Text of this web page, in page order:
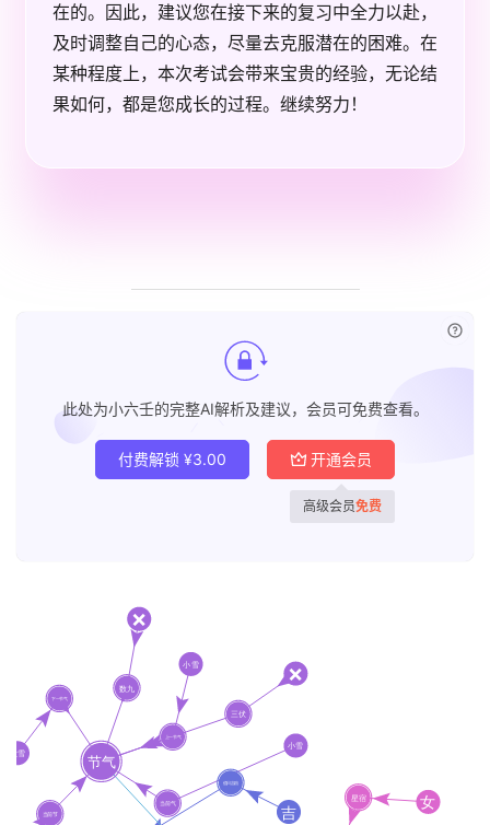
在的。因此，建议您在接下来的复习中全力以赴，
及时调整自己的心态，尽量去克服潜在的困难。在
某种程度上，本次考试会带来宝贵的经验，无论结
果如何，都是您成长的过程。继续努力！
此处为小六壬的完整AI解析及建议，会员可免费查看。
付费解锁 ¥3.00 开通会员
高级会员免费